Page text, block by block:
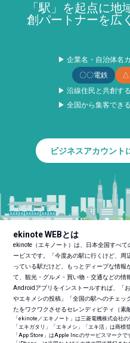
「駅」を起点に
創パートナーを広
▶ 企業名・自治体名
〇〇電鉄
▶ 沿線住民と共創す
▶ 全国から集客でき
ビジネスアカウント
ekinote WEBとは
ekinote（エキノート）は、日本全国すべ
ービスです。「今度あの駅に行くけど、
っている駅だけど、もっとディープな情報
て、観光・グルメ・買い物・交通などの
Androidアプリをインストールすれば、「
やエキメシの投稿」「全国の駅へのチェッ
たをワクワクさせるセレンディピティ（素
「ekinote／エキノート」は三菱電機株式会社の
「エキガタリ」「エキメシ」「エキ活」は商標
「App Store」はApple Inc.のサービスマークで